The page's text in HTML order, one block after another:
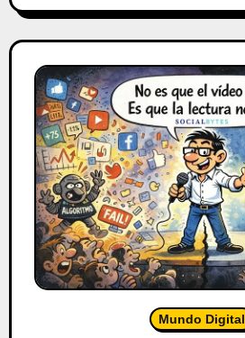
Mundo Digital